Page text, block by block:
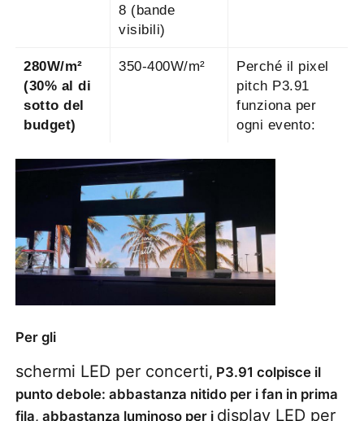
8 (bande
visibili)
280W/m²
(30% al di
sotto del
budget)
350-400W/m²
Perché il pixel
pitch P3.91
funziona per
ogni evento:
Per gli
schermi LED per concerti, P3.91 colpisce il
punto debole: abbastanza nitido per i fan in prima
fila, abbastanza luminoso per i display LED per